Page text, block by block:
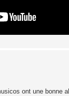
ont une bonne